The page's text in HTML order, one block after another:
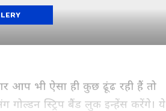
आप भी ऐसा ही कुछ ढूंढ रही हैं तो
गोल्डन स्ट्रिप बैंड लुक इन्हेंस करेंगे। ये